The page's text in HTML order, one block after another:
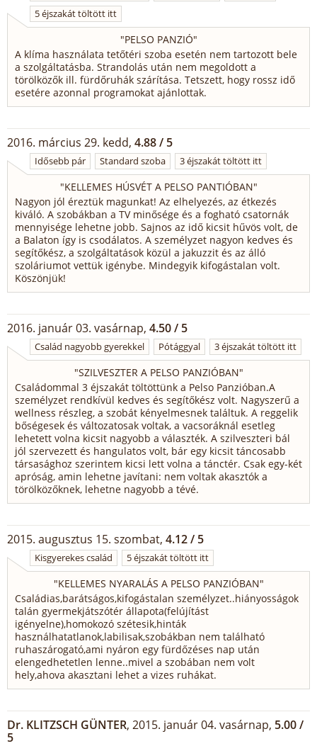
5 éjszakát töltött itt
"PELSO PANZIÓ"
A klíma használata tetőtéri szoba esetén nem tartozott bele
a szolgáltatásba. Strandolás után nem megoldott a
törölközők ill. fürdőruhák szárítása. Tetszett, hogy rossz idő
esetére azonnal programokat ajánlottak.
2016. március 29. kedd, 4.88 / 5
Idősebb pár Standard szoba 3 éjszakát töltött itt
"KELLEMES HÚSVÉT A PELSO PANTIÓBAN"
Nagyon jól éreztük magunkat! Az elhelyezés, az étkezés
kiváló. A szobákban a TV minősége és a fogható csatornák
mennyisége lehetne jobb. Sajnos az idő kicsit hűvös volt, de
a Balaton így is csodálatos. A személyzet nagyon kedves és
segítőkész, a szolgáltatások közül a jakuzzit és az álló
szoláriumot vettük igénybe. Mindegyik kifogástalan volt.
Köszönjük!
2016. január 03. vasárnap, 4.50 / 5
Család nagyobb gyerekkel Pótággyal 3 éjszakát töltött itt
"SZILVESZTER A PELSO PANZIÓBAN"
Családommal 3 éjszakát töltöttünk a Pelso Panzióban.A
személyzet rendkívül kedves és segítőkész volt. Nagyszerű a
wellness részleg, a szobát kényelmesnek találtuk. A reggelik
bőségesek és változatosak voltak, a vacsoráknál esetleg
lehetett volna kicsit nagyobb a választék. A szilveszteri bál
jól szervezett és hangulatos volt, bár egy kicsit táncosabb
társasághoz szerintem kicsi lett volna a tánctér. Csak egy-két
apróság, amin lehetne javítani: nem voltak akasztók a
törölközőknek, lehetne nagyobb a tévé.
2015. augusztus 15. szombat, 4.12 / 5
Kisgyerekes család 5 éjszakát töltött itt
"KELLEMES NYARALÁS A PELSO PANZIÓBAN"
Családias,barátságos,kifogástalan személyzet..hiányosságok
talán gyermekjátszótér állapota(felújítást
igényelne),homokozó szétesik,hinták
használhatatlanok,labilisak,szobákban nem található
ruhaszárogató,ami nyáron egy fürdőzéses nap után
elengedhetetlen lenne..mivel a szobában nem volt
hely,ahova akasztani lehet a vizes ruhákat.
Dr. KLITZSCH GÜNTER, 2015. január 04. vasárnap, 5.00 /
5